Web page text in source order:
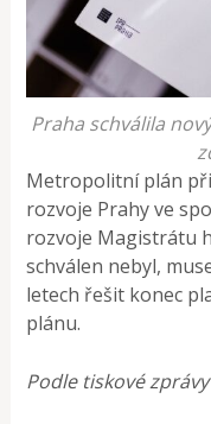
Praha schválila
Metropolitní plán
rozvoje Prahy ve
rozvoje Magistrátu
schválen nebyl,
letech řešit konec
plánu.
Podle tiskové zprávy